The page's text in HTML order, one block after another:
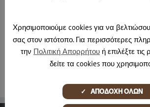
Χρησιμοποιούμε cookies για να
σας στον ιστότοπο. Για περισσότερες
την Πολιτική Απορρήτου ή επιλέξτε τις
δείτε τα cookies που
✓ ΑΠΟΔΟΧΗ ΟΛΩΝ